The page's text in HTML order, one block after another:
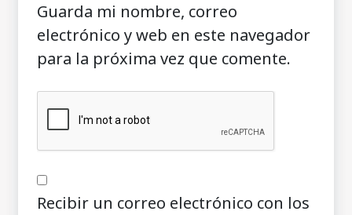
Guarda mi nombre, correo
electrónico y web en este navegador
para la próxima vez que comente.
Recibir un correo electrónico con los